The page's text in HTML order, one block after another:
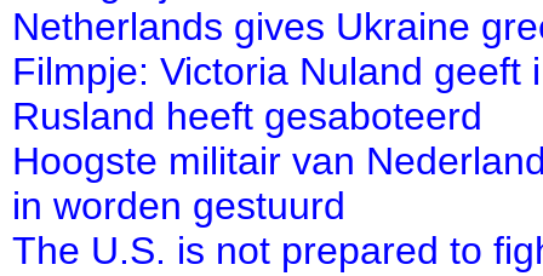
Netherlands gives Ukraine
Filmpje: Victoria Nuland
Rusland heeft gesaboteerd
Hoogste militair van
in worden gestuurd
The U.S. is not prepared to